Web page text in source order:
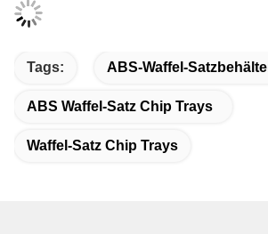
Tags: ABS-Waffel-
ABS Waffel-Satz Chip Trays
Waffel-Satz Chip Trays